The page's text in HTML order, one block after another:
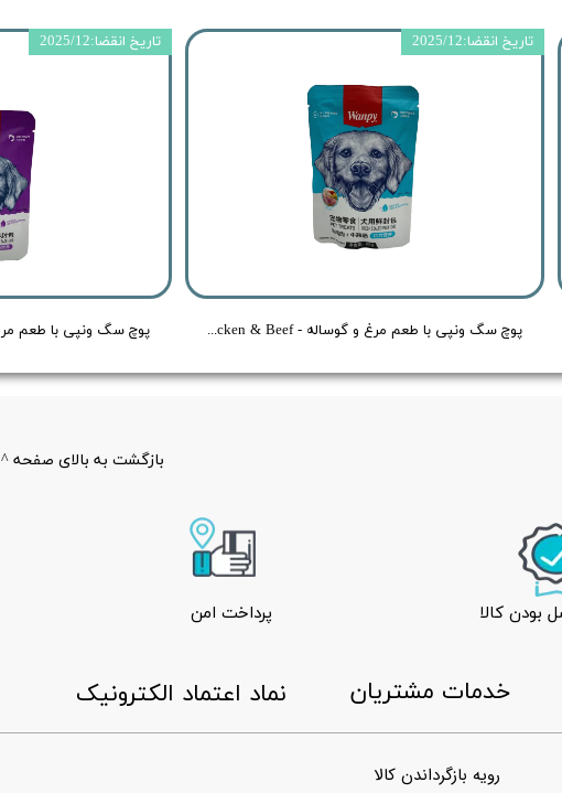
تاریخ انقضا:2025/12
پوچ سگ ونپی با طعم مرغ و گوساله - Wanpy Dog Treat Chicken & Beef - وزن 80 گرم
تاریخ انقضا:2025/12
بودن کالا پرداخت امن
بازگشت به بالای صفحه ^
رویه بازگرداندن کالا
​خدمات مشتریان ​نماد اعتماد الکترونیک